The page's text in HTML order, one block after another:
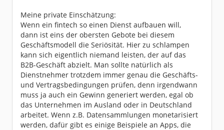
Meine private Einschätzung:
Wenn ein fintech so einen Dienst aufbauen will,
dann ist eins der obersten Gebote bei diesem
Geschäftsmodell die Seriösität. Hier zu schlampen
kann sich eigentlich niemand leisten, der auf das
B2B-Geschäft abzielt. Man sollte natürlich als
Dienstnehmer trotzdem immer genau die Geschäfts-
und Vertragsbedingungen prüfen, denn irgendwann
muss ja auch ein Gewinn generiert werden, egal ob
das Unternehmen im Ausland oder in Deutschland
arbeitet. Wenn z.B. Datensammlungen monetarisiert
werden, dafür gibt es einige Beispiele an Apps, die